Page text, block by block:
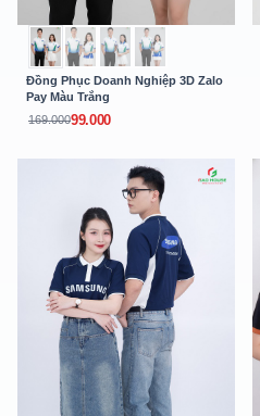
Đồng Phục Doanh Nghiệp 3D Zalo
Pay Màu Trắng
169.00099.000